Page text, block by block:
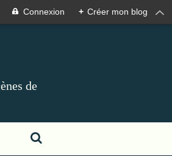
Connexion + Créer mon blog
de